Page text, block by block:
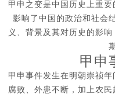
甲申之变是中国历史上重
影响了中国的政治和社会
义、背景及其对历史的影
甲申
甲申事件发生在明朝崇祯
腐败、外患不断，加上农民